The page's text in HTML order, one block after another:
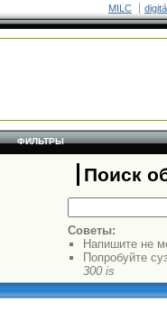
MILC
ФИЛЬТРЫ
Поиск
Советы:
Напишите не
Попробуйте
300 is